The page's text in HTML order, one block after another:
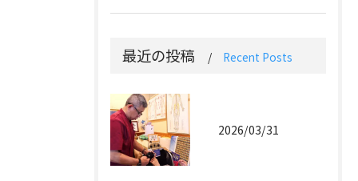
最近の投稿 Recent Posts
2026/03/31